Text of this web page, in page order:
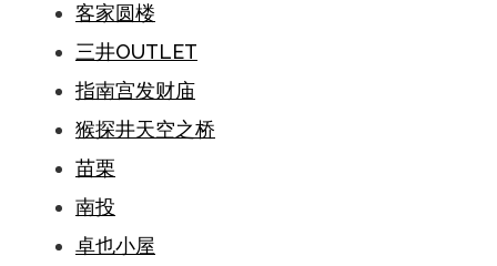
客家圆楼
三井OUTLET
指南宫发财庙
猴探井天空之桥
苗栗
南投
卓也小屋